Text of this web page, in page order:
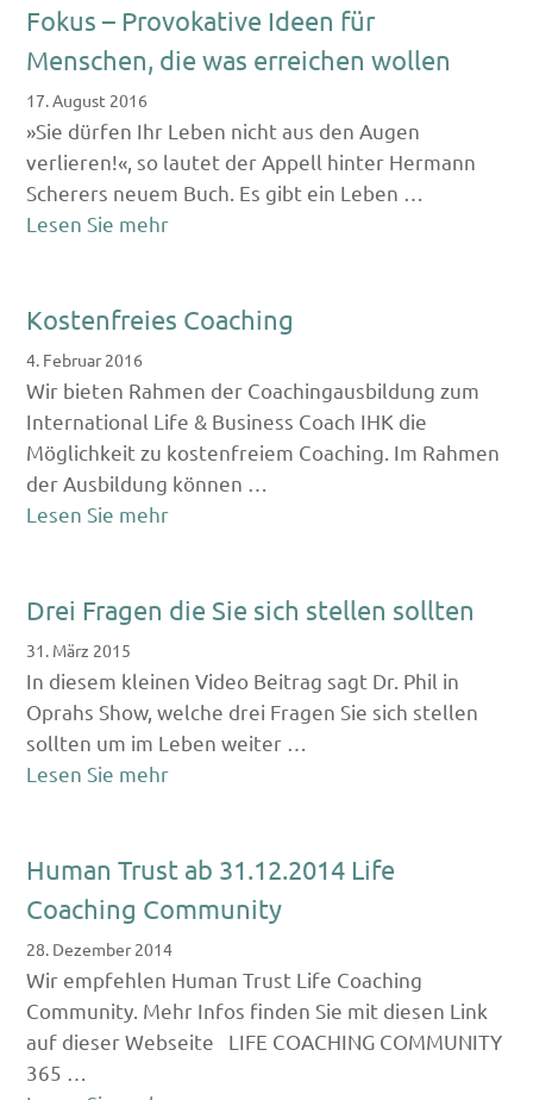
Fokus – Provokative Ideen für
Menschen, die was erreichen wollen
17. August 2016
»Sie dürfen Ihr Leben nicht aus den Augen
verlieren!«, so lautet der Appell hinter Hermann
Scherers neuem Buch. Es gibt ein Leben …
Lesen Sie mehr
Kostenfreies Coaching
4. Februar 2016
Wir bieten Rahmen der Coachingausbildung zum
International Life & Business Coach IHK die
Möglichkeit zu kostenfreiem Coaching. Im Rahmen
der Ausbildung können …
Lesen Sie mehr
Drei Fragen die Sie sich stellen sollten
31. März 2015
In diesem kleinen Video Beitrag sagt Dr. Phil in
Oprahs Show, welche drei Fragen Sie sich stellen
sollten um im Leben weiter …
Lesen Sie mehr
Human Trust ab 31.12.2014 Life
Coaching Community
28. Dezember 2014
Wir empfehlen Human Trust Life Coaching
Community. Mehr Infos finden Sie mit diesen Link
auf dieser Webseite LIFE COACHING COMMUNITY
365 …